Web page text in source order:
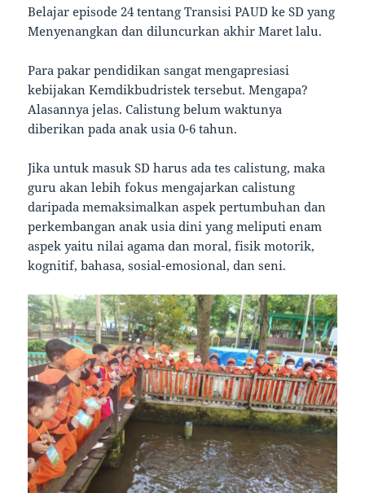
Belajar episode 24 tentang Transisi PAUD ke SD yang
Menyenangkan dan diluncurkan akhir Maret lalu.
Para pakar pendidikan sangat mengapresiasi
kebijakan Kemdikbudristek tersebut. Mengapa?
Alasannya jelas. Calistung belum waktunya
diberikan pada anak usia 0-6 tahun.
Jika untuk masuk SD harus ada tes calistung, maka
guru akan lebih fokus mengajarkan calistung
daripada memaksimalkan aspek pertumbuhan dan
perkembangan anak usia dini yang meliputi enam
aspek yaitu nilai agama dan moral, fisik motorik,
kognitif, bahasa, sosial-emosional, dan seni.